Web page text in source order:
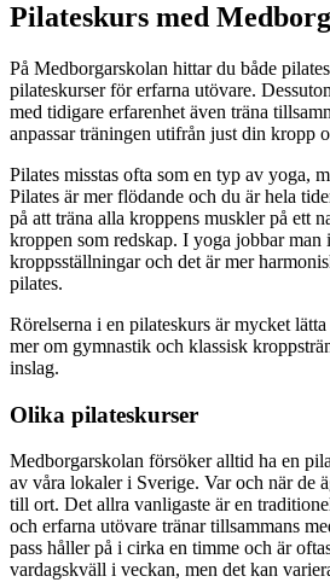
Pilateskurs med
På Medborgarskolan hittar du både
pilateskurser för erfarna utövare.
med tidigare erfarenhet även träna
anpassar träningen utifrån just din kropp
Pilates misstas ofta som en typ av yoga,
Pilates är mer flödande och du är hela
på att träna alla kroppens muskler på ett
kroppen som redskap. I yoga jobbar man
kroppsställningar och det är mer
pilates.
Rörelserna i en pilateskurs är mycket
mer om gymnastik och klassisk
inslag.
Olika pilateskurser
Medborgarskolan försöker alltid ha en
av våra lokaler i Sverige. Var och när de
till ort. Det allra vanligaste är en
och erfarna utövare tränar tillsammans
pass håller på i cirka en timme och är
vardagskväll i veckan, men det kan